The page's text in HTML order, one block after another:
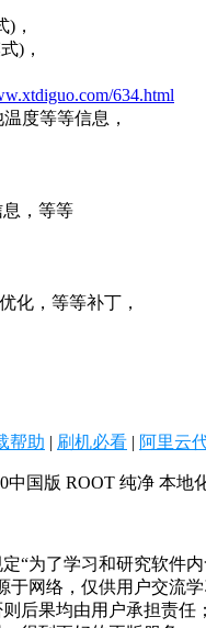
)，
)，
634.html
度等等信息，
，等等
化，等等补丁，
帮助 | 刷机必看 | 阿里云
中国版 ROOT 纯净 本地
“为了学习和研究软件
网络，仅供用户交流
后果均由用户承担责